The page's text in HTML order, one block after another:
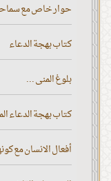
حوار خاص مع
كتاب بهجة الدعاء
بلوغ المنى ...
كتاب بهجة الدعاء
أفعال الانسان مع